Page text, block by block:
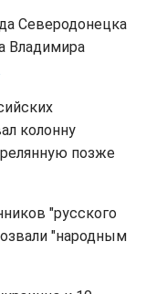
Северодонецка
Владимира
колонну
позже
"русского
"народным